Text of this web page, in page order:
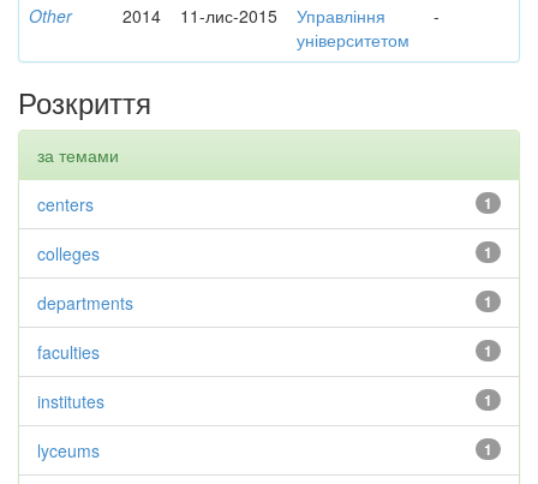
Other 2014 11-лис-2015
Управління
університетом
-
Розкриття
за темами
1
centers
1
colleges
1
departments
1
faculties
1
institutes
1
lyceums